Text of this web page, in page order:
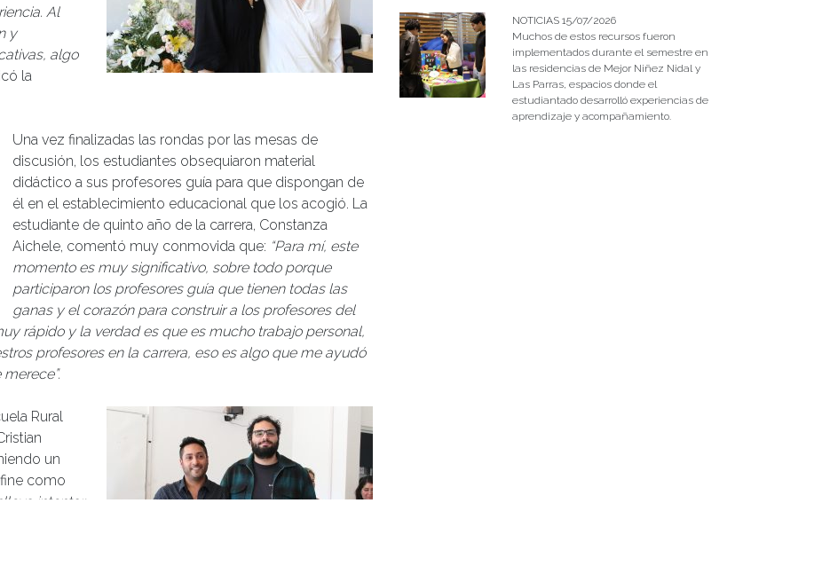
Al
y
algo
la
Una vez finalizadas las rondas por las mesas de
discusión, los estudiantes obsequiaron material
didáctico a sus profesores guía para que dispongan de
él en el establecimiento educacional que los acogió. La
estudiante de quinto año de la carrera, Constanza
Aichele, comentó muy conmovida que: “Para mí, este
momento es muy significativo, sobre todo porque
participaron los profesores guía que tienen todas las
ganas y el corazón para construir a los profesores del
rápido y la verdad es que es mucho trabajo personal,
profesores en la carrera, eso es algo que me ayudó
Rural
un
como
intentar
NOTICIAS 15/07/2026
Muchos de estos recursos fueron
implementados durante el semestre en
las residencias de Mejor Niñez Nidal y
Las Parras, espacios donde el
estudiantado desarrolló experiencias de
aprendizaje y acompañamiento.